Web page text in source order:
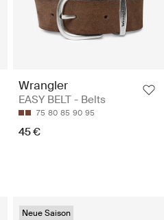
Wrangler
EASY BELT - Belts
75 80 85 90 95
45 €
Neue Saison